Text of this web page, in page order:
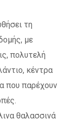
τη
με
πολυτελή
κέντρα
που παρέχουν
θαλασσινά